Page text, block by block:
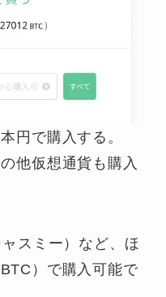
円で購入する。
他仮想通貨も購入
スミー）など、ほ
）で購入可能で